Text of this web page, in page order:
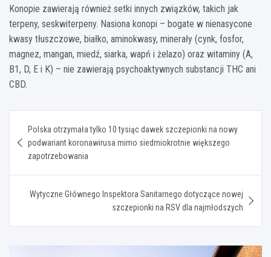
Konopie zawierają również setki innych związków, takich jak
terpeny, seskwiterpeny. Nasiona konopi – bogate w nienasycone
kwasy tłuszczowe, białko, aminokwasy, minerały (cynk, fosfor,
magnez, mangan, miedź, siarka, wapń i żelazo) oraz witaminy (A,
B1, D, E i K) – nie zawierają psychoaktywnych substancji THC ani
CBD.
wpisu
Polska otrzymała tylko 10 tysiąc dawek szczepionki na nowy
podwariant koronawirusa mimo siedmiokrotnie większego
zapotrzebowania
Wytyczne Głównego Inspektora Sanitarnego dotyczące nowej
szczepionki na RSV dla najmłodszych